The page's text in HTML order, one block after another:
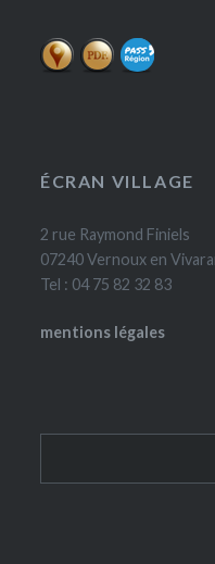
ÉCRAN VILLAGE
2 rue Raymond Finiels
07240 Vernoux en
Tel : 04 75 82 32 83
mentions légales